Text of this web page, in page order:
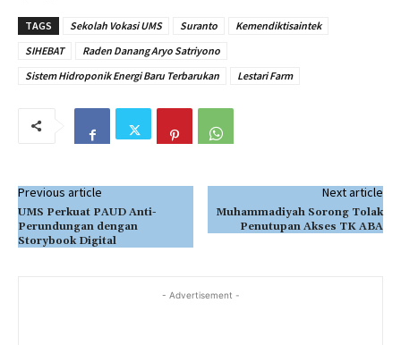
TAGS Sekolah Vokasi UMS Suranto
Kemendiktisaintek
SIHEBAT
Raden Danang Aryo Satriyono
Sistem Hidroponik Energi Baru Terbarukan
Lestari Farm
Previous article
UMS Perkuat PAUD Anti-
Perundungan dengan
Storybook Digital
Next article
Muhammadiyah Sorong Tolak
Penutupan Akses TK ABA
- Advertisement -